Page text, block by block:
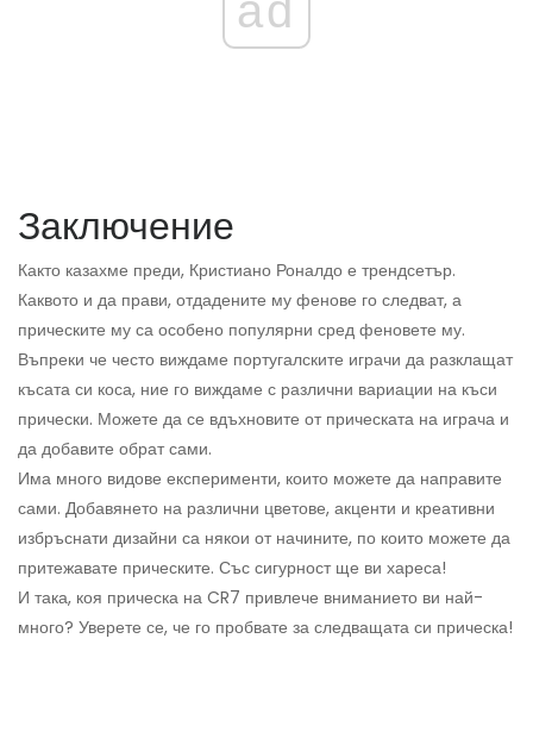
ad
Заключение
Както казахме преди, Кристиано Роналдо е трендсетър.
Каквото и да прави, отдадените му фенове го следват, а
прическите му са особено популярни сред феновете му.
Въпреки че често виждаме португалските играчи да разклащат
късата си коса, ние го виждаме с различни вариации на къси
прически. Можете да се вдъхновите от прическата на играча и
да добавите обрат сами.
Има много видове експерименти, които можете да направите
сами. Добавянето на различни цветове, акценти и креативни
избръснати дизайни са някои от начините, по които можете да
притежавате прическите. Със сигурност ще ви хареса!
И така, коя прическа на CR7 привлече вниманието ви най-
много? Уверете се, че го пробвате за следващата си прическа!